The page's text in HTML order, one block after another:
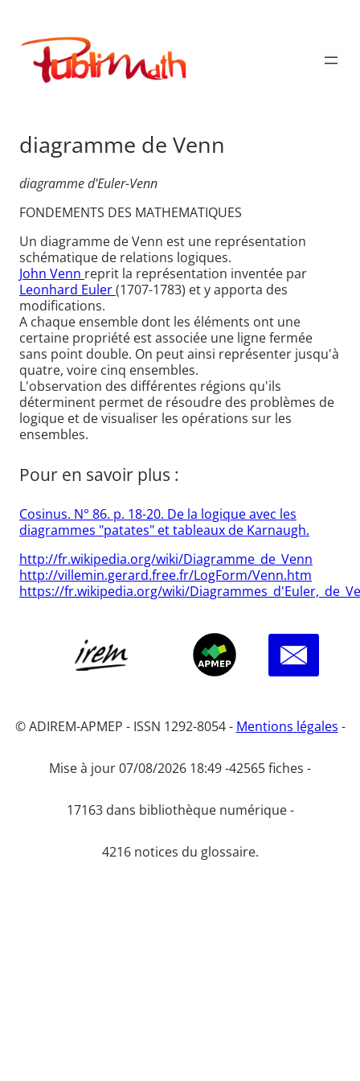
contenu
Publimath
diagramme de Venn
diagramme d'Euler-Venn
FONDEMENTS DES MATHEMATIQUES
Un diagramme de Venn est une représentation
schématique de relations logiques.
John Venn reprit la représentation inventée par
Leonhard Euler(1707-1783) et y apporta des
modifications.
A chaque ensemble dont les éléments ont une
certaine propriété est associée une ligne fermée
sans point double. On peut ainsi représenter jusqu'à
quatre, voire cinq ensembles.
L'observation des différentes régions qu'ils
déterminent permet de résoudre des problèmes de
logique et de visualiser les opérations sur les
ensembles.
Pour en savoir plus :
Cosinus. N° 86. p. 18-20. De la logique avec les
diagrammes "patates" et tableaux de Karnaugh.
http://fr.wikipedia.org/wiki/Diagramme_de_Venn
http://villemin.gerard.free.fr/LogForm/Venn.htm
https://fr.wikipedia.org/wiki/
© ADIREM-APMEP - ISSN 1292-8054 - Mentions légales -
Mise à jour 07/08/2026 18:49 -42565 fiches -
17163 dans bibliothèque numérique -
4216 notices du glossaire.